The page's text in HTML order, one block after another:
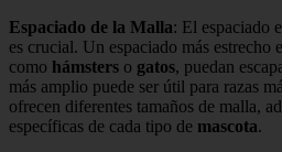
Espaciado de la Malla: El espaciado
es crucial. Un espaciado más estrecho
como hámsters o gatos, puedan
más amplio puede ser útil para razas
ofrecen diferentes tamaños de malla,
específicas de cada tipo de mascota.